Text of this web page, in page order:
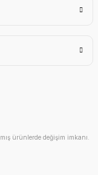
ürünlerde değişim imkanı.